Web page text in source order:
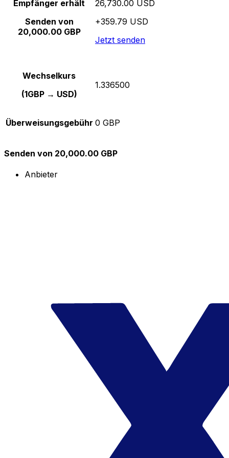
Empfänger erhält
Senden von
20,000.00 GBP
26,730.00 USD
+359.79 USD
Jetzt senden
Wechselkurs
(1GBP → USD)
1.336500
Überweisungsgebühr 0 GBP
Senden von 20,000.00 GBP
Anbieter